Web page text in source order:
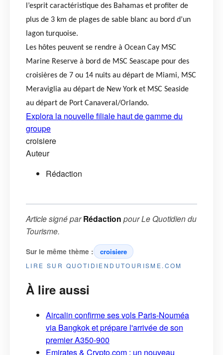
l’esprit caractéristique des Bahamas et profiter de
plus de 3 km de plages de sable blanc au bord d’un
lagon turquoise.
Les hôtes peuvent se rendre à Ocean Cay MSC
Marine Reserve à bord de MSC Seascape pour des
croisières de 7 ou 14 nuits au départ de Miami, MSC
Meraviglia au départ de New York et MSC Seaside
au départ de Port Canaveral/Orlando.
Explora la nouvelle filiale haut de gamme du
groupe
croisiere
Auteur
Rédaction
Article signé parRédaction pourLe Quotidien du
Tourisme.
Sur le même thème : croisiere
LIRE SUR QUOTIDIENDUTOURISME.COM
À lire aussi
Aircalin confirme ses vols Paris-Nouméa
via Bangkok et prépare l'arrivée de son
premier A350-900
Emirates & Crypto.com : un nouveau